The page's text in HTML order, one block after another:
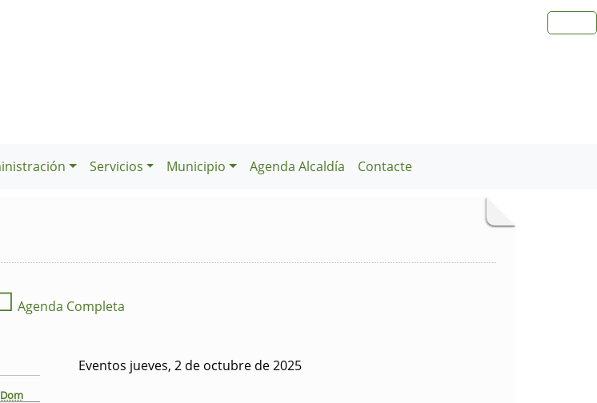
Servicios Municipio Agenda Alcaldía Contacte
Agenda Completa
Dom
Eventos jueves, 2 de octubre de 2025